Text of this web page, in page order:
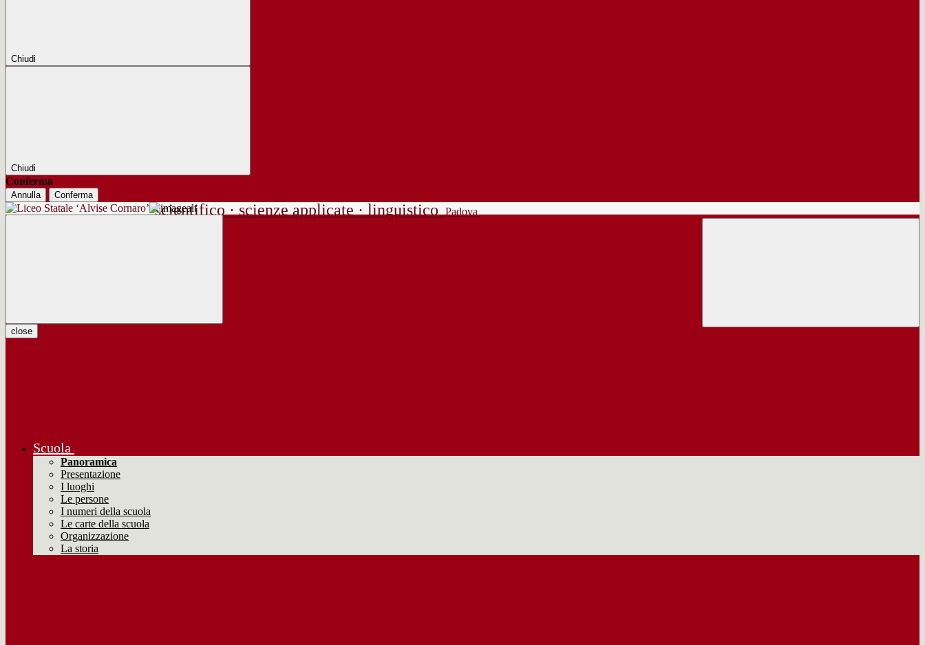
Chiudi
Chiudi
Conferma
Annulla Conferma
scientifico · scienze applicate · linguistico Padova
close
Scuola
Panoramica
Presentazione
I luoghi
Le persone
I numeri della scuola
Le carte della scuola
Organizzazione
La storia